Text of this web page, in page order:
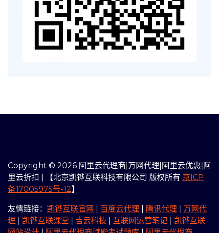
Copyright © 2026 阿里云代理商|万网代理|阿里云优惠|阿
里云折扣 | 【北京凯铧互联科技有限公司 版权所有 京ICP
备17005975号-12】
友情链接： 凯铧互联官网 百度云代理 腾讯代理
万网代
理
凯铧互联课堂 吉云科技 互联网运营笔记
凯铧互联